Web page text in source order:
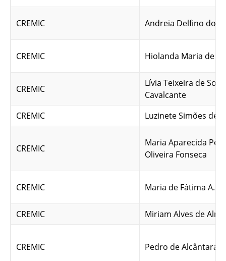
CREMIC Andreia Delfino dos
CREMIC Hiolanda Maria de
CREMIC
Lívia Teixeira de
Cavalcante
CREMIC
Luzinete Simões de
CREMIC
Maria Aparecida
Oliveira Fonseca
CREMIC Maria de Fátima A.
CREMIC Miriam Alves de
CREMIC Pedro de Alcântara